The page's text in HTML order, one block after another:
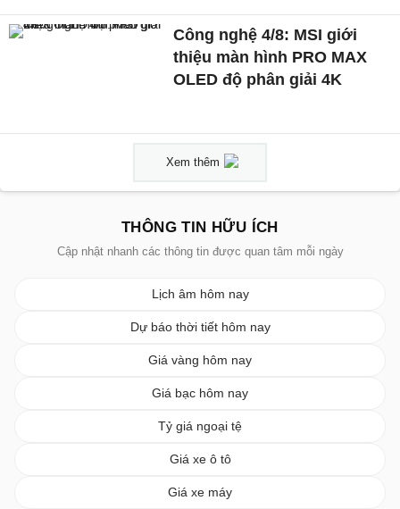
Công nghệ 4/8: MSI giới
thiệu màn hình PRO MAX
OLED độ phân giải 4K
Xem thêm
THÔNG TIN HỮU ÍCH
Cập nhật nhanh các thông tin được quan tâm mỗi ngày
Lịch âm hôm nay
Dự báo thời tiết hôm nay
Giá vàng hôm nay
Giá bạc hôm nay
Tỷ giá ngoại tệ
Giá xe ô tô
Giá xe máy